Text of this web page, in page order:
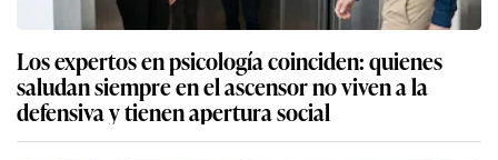
Los expertos en psicología coinciden: quienes
saludan siempre en el ascensor no viven a la
defensiva y tienen apertura social